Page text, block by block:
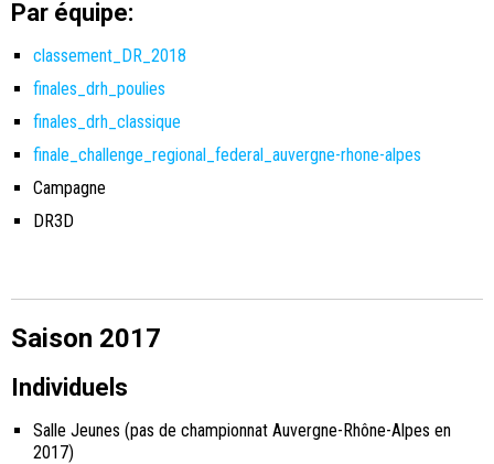
Par équipe:
classement_DR_2018
finales_drh_poulies
finales_drh_classique
finale_challenge_regional_federal_auvergne-rhone-alpes
Campagne
DR3D
Saison 2017
Individuels
Salle Jeunes (pas de championnat Auvergne-Rhône-Alpes en
2017)